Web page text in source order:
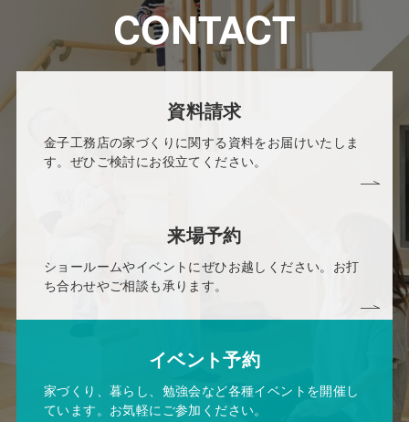
CONTACT
資料請求
金子工務店の家づくりに関する資料をお届けいたしま
す。ぜひご検討にお役立てください。
来場予約
ショールームやイベントにぜひお越しください。お打
ち合わせやご相談も承ります。
イベント予約
家づくり、暮らし、勉強会など各種イベントを開催し
ています。お気軽にご参加ください。